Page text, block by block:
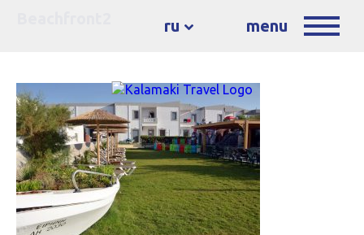
ru menu